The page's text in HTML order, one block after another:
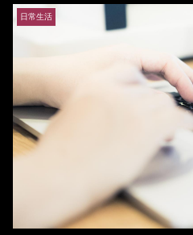
日常生活